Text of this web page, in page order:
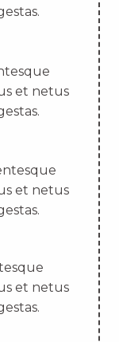
et netus
et netus
et netus